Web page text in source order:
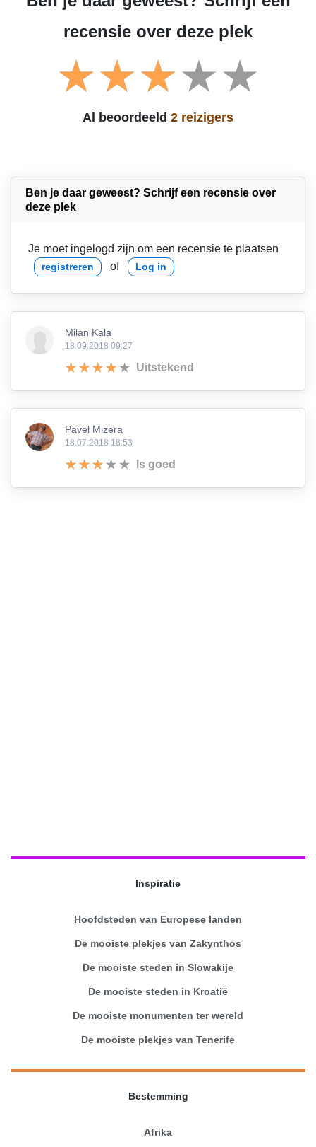
recensie over deze plek
Al beoordeeld 2 reizigers
Ben je daar geweest? Schrijf een recensie over
deze plek
Je moet ingelogd zijn om een recensie te plaatsen
registreren of Log in
Milan Kala
18.09.2018 09:27
Uitstekend
Pavel Mizera
18.07.2018 18:53
Is goed
Inspiratie
Hoofdsteden van Europese landen
De mooiste plekjes van Zakynthos
De mooiste steden in Slowakije
De mooiste steden in Kroatië
De mooiste monumenten ter wereld
De mooiste plekjes van Tenerife
Bestemming
Afrika